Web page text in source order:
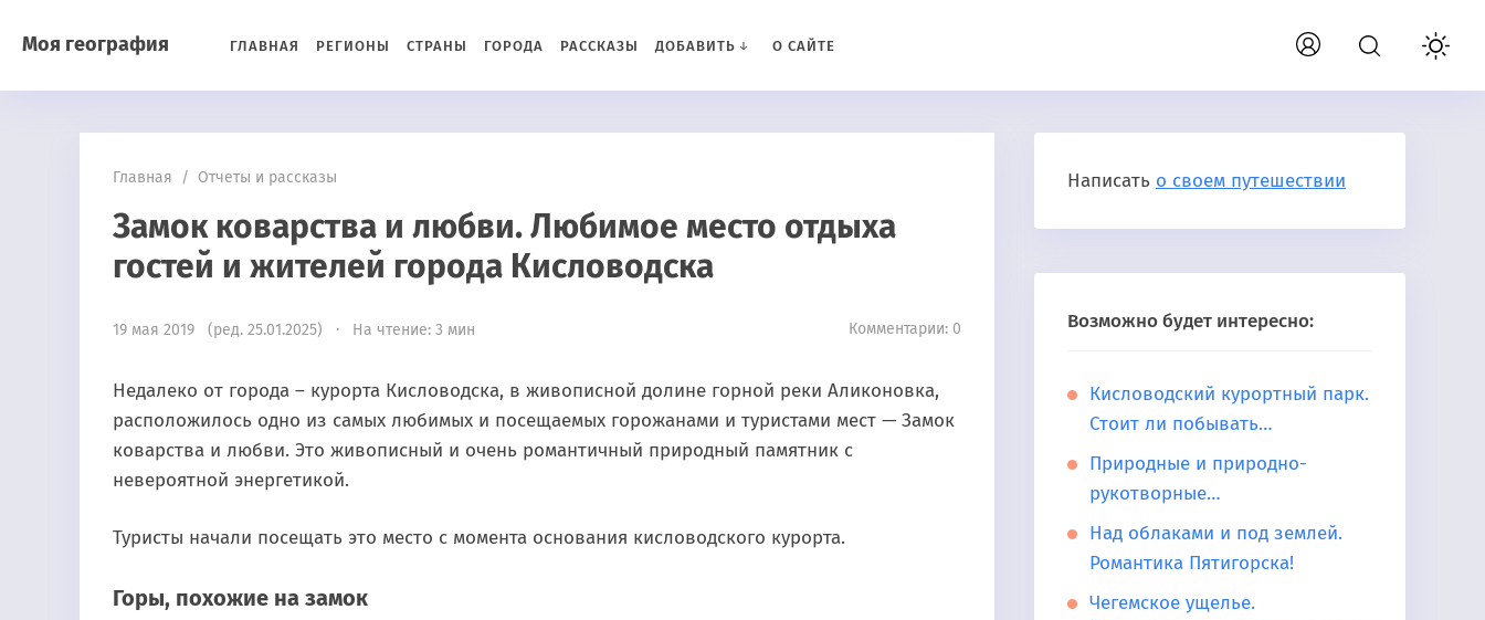
Моя география ГЛАВНАЯ РЕГИОНЫ СТРАНЫ ГОРОДА РАССКАЗЫ ДОБАВИТЬ О САЙТЕ
Главная / Отчеты и рассказы
Замок коварства и любви. Любимое место отдыха
гостей и жителей города Кисловодска
19 мая 2019 (ред. 25.01.2025) · На чтение: 3 мин Комментарии: 0
Недалеко от города – курорта Кисловодска, в живописной долине горной реки Аликоновка,
расположилось одно из самых любимых и посещаемых горожанами и туристами мест — Замок
коварства и любви. Это живописный и очень романтичный природный памятник с
невероятной энергетикой.
Туристы начали посещать это место с момента основания кисловодского курорта.
Горы, похожие на замок
Написать о своем путешествии
Возможно будет интересно:
Кисловодский курортный парк.
Стоит ли побывать…
Природные и природно-
рукотворные…
Над облаками и под землей.
Романтика Пятигорска!
Чегемское ущелье.